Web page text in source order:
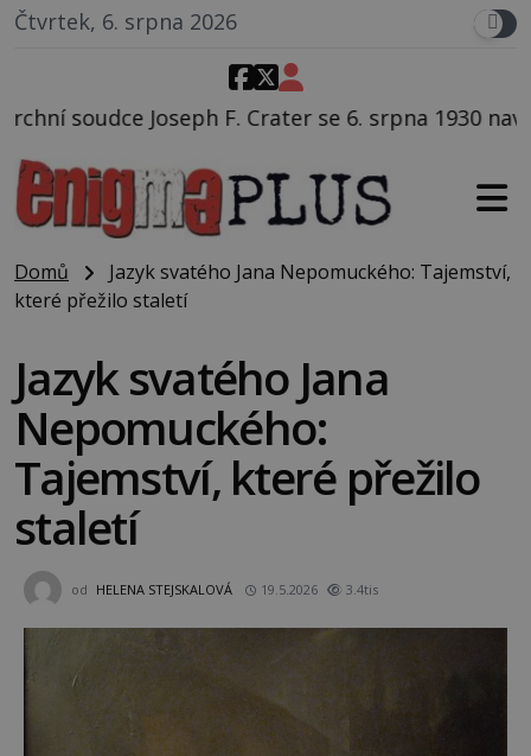
Čtvrtek, 6. srpna 2026
Crater se 6. srpna 1930 navečeří ve své
Domů
Jazyk svatého Jana Nepomuckého: Tajemství,
které přežilo staletí
Jazyk svatého Jana
Nepomuckého:
Tajemství, které přežilo
staletí
od HELENA STEJSKALOVÁ 19.5.2026 3.4tis